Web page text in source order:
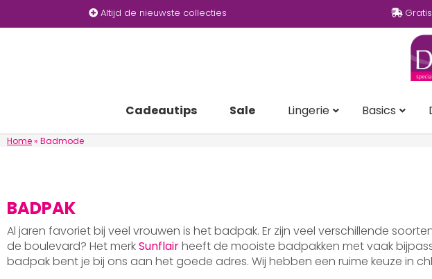
Altijd de nieuwste collecties
Cadeautips Sale Lingerie Basics
Home» Badmode
BADPAK
Al jaren favoriet bij veel vrouwen is het badpak. Er zijn veel verschillende
de boulevard? Het merkSunflairheeft de mooiste badpakken met vaak
badpak bent je bij ons aan het goede adres. Wij hebben een ruime keuze in